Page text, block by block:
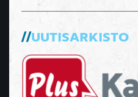
UUTISARKISTO